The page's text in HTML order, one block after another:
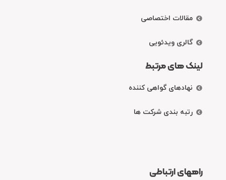
مقالات اختصاصی
گالری ویدئویی
لینک های مرتبط
نهادهای گواهی کننده
رتبه بندی شرکت ها
راههای ارتباطی